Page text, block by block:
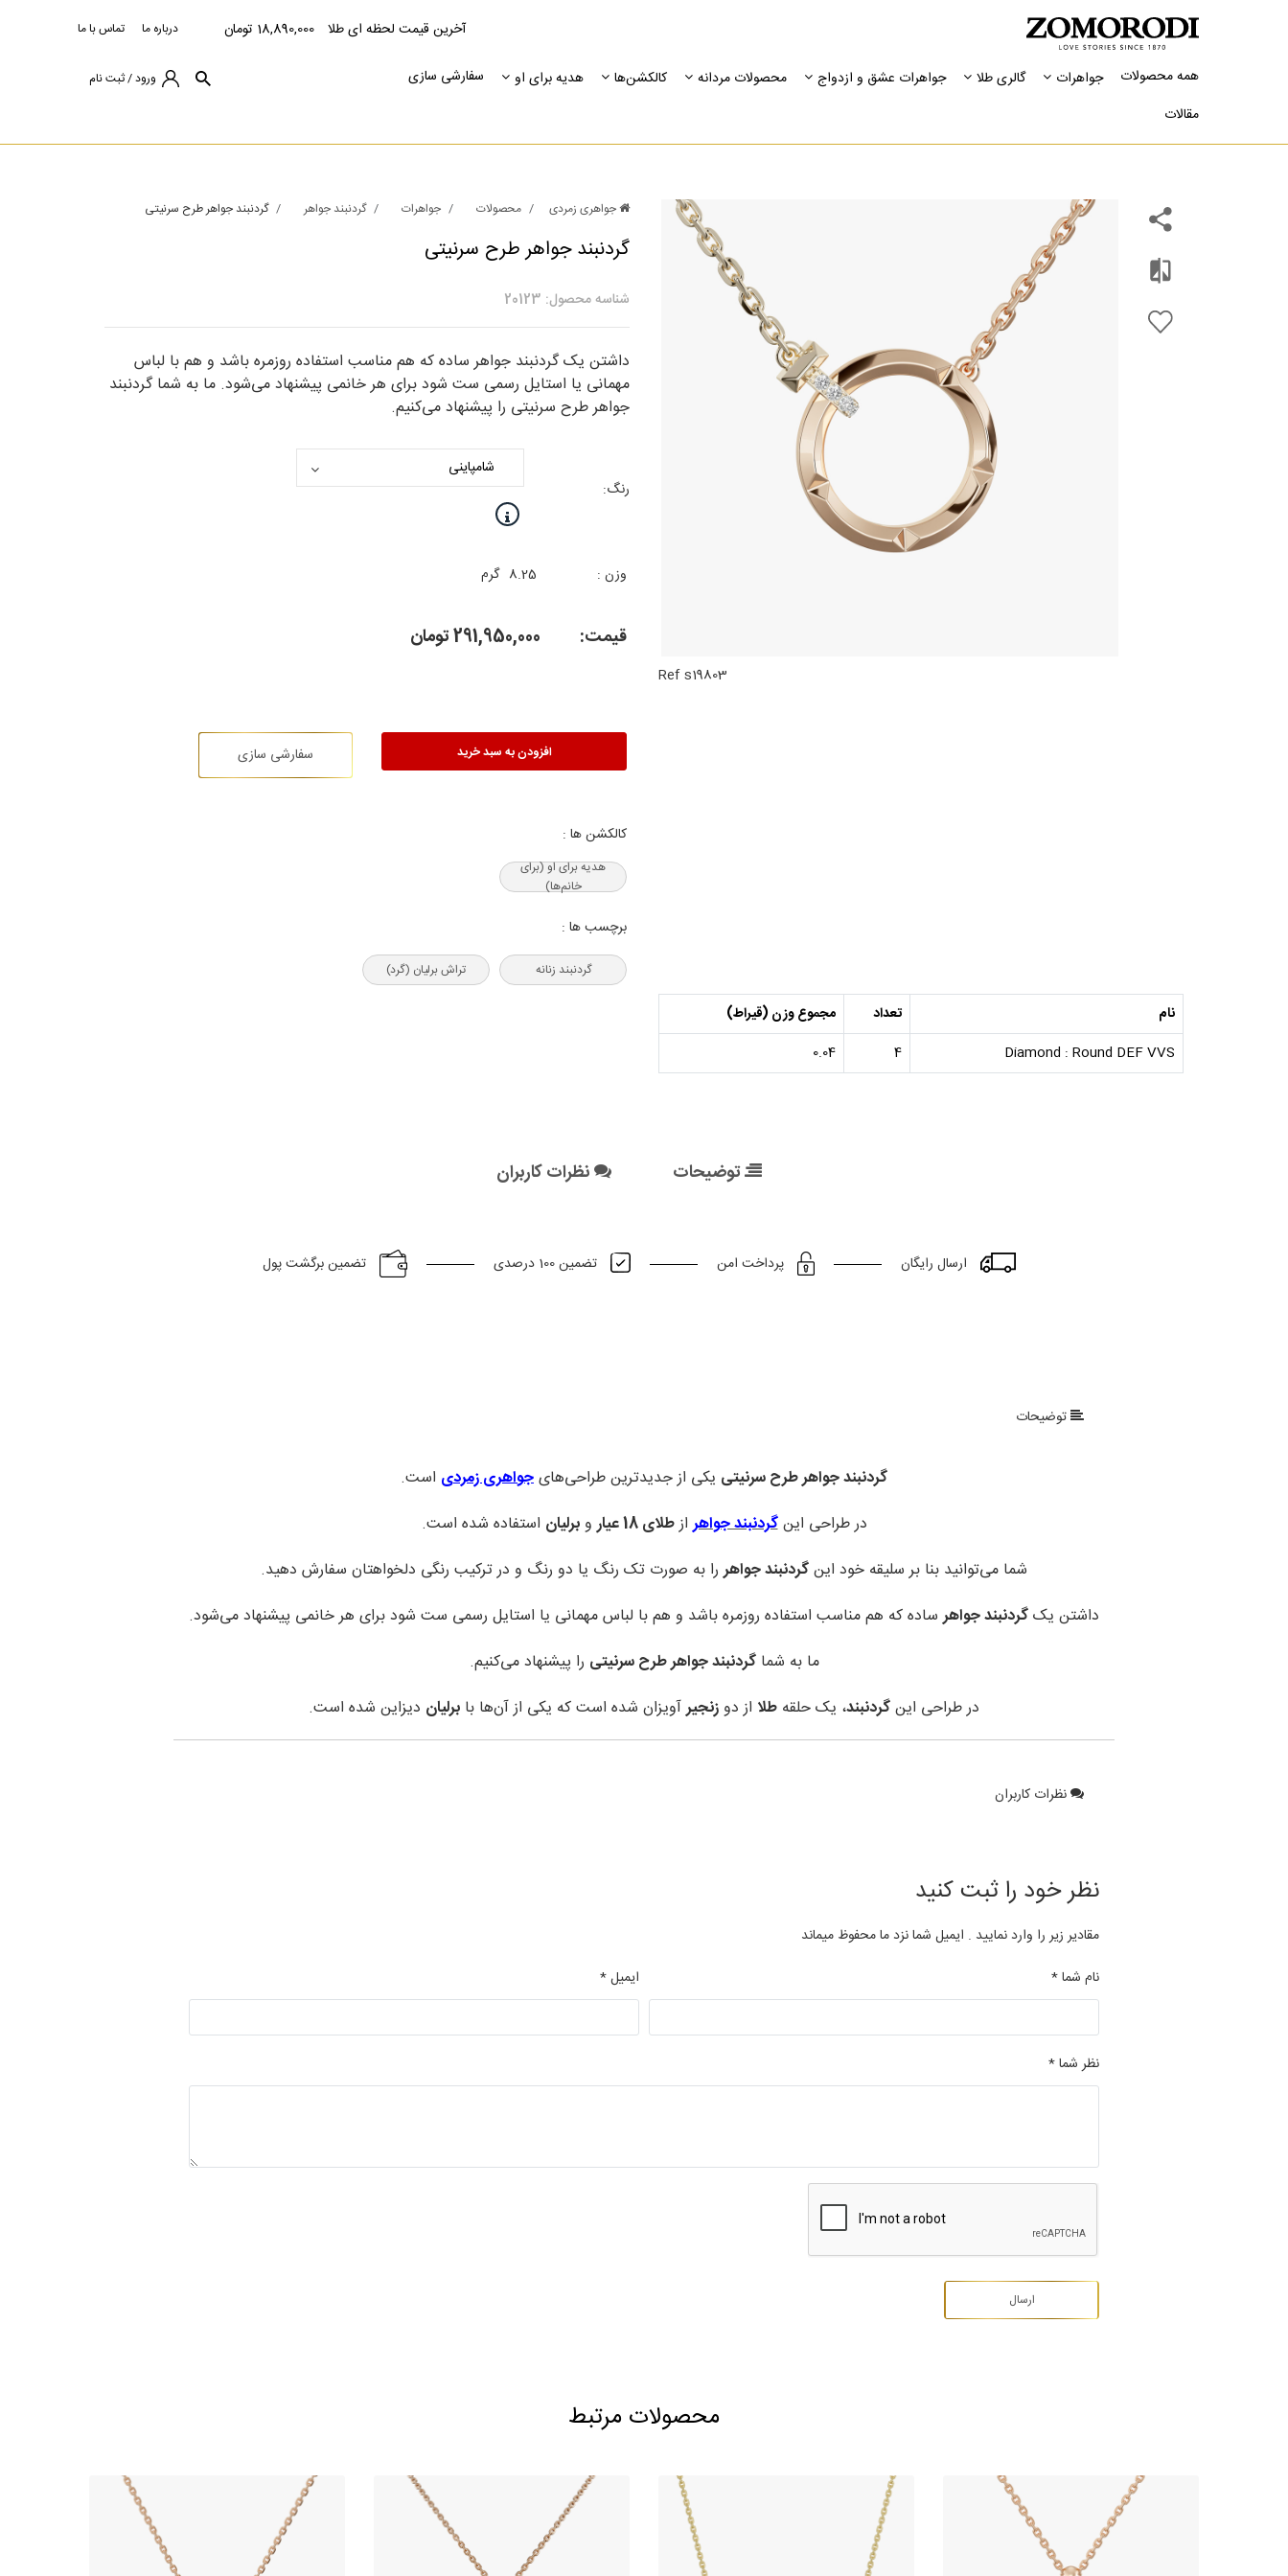
آخرین قیمت لحظه ای طلا 18,890,000 تومان درباره ما تماس با ما
همه محصولات جواهرات گالری طلا جواهرات عشق و ازدواج محصولات مردانه کالکشن‌ها هدیه برای او
سفارشی سازی
مقالات
ورود / ثبت نام
Ref s19803
جواهری زمردی محصولات جواهرات گردنبند جواهر گردنبند جواهر طرح سرنیتی
گردنبند جواهر طرح سرنیتی
شناسه محصول: 20123
داشتن یک گردنبند جواهر ساده که هم مناسب استفاده روزمره باشد و هم با لباس
مهمانی یا استایل رسمی ست شود برای هر خانمی پیشنهاد می‌شود. ما به شما گردنبند
جواهر طرح سرنیتی را پیشنهاد می‌کنیم.
رنگ:
وزن : 8.25 گرم
قیمت: 291,950,000تومان
افزودن به سبد خرید سفارشی سازی
کالکشن ها :
هدیه‌ برای او (برای
خانم‌ها)
برچسب ها :
گردنبند زنانه تراش برلیان (گرد)
نام تعداد
مجموع وزن (قیراط)
Diamond : Round DEF VVS
4
0.04
توضیحات نظرات کاربران
ارسال رایگان پرداخت امن تضمین 100 درصدی تضمین برگشت پول
توضیحات
گردنبند جواهر طرح سرنیتی یکی از جدیدترین طراحی‌هایجواهری زمردی است.
در طراحی اینگردنبند جواهرازطلای 18 عیار وبرلیان استفاده شده است.
شما می‌توانید بنا بر سلیقه خود اینگردنبند جواهررا به صورت تک رنگ یا دو رنگ و در ترکیب رنگی دلخواهتان سفارش دهید.
داشتن یکگردنبند جواهرساده که هم مناسب استفاده روزمره باشد و هم با لباس مهمانی یا استایل رسمی ست شود برای هر خانمی پیشنهاد می‌شود.
ما به شماگردنبند جواهر طرح سرنیتی را پیشنهاد می‌کنیم.
در طراحی اینگردنبند، یک حلقه طلا از دوزنجیرآویزان شده است که یکی از آن‌ها با برلیان دیزاین شده است.
نظرات کاربران
نظر خود را ثبت کنید
مقادیر زیر را وارد نمایید . ایمیل شما نزد ما محفوظ میماند
نام شما *
ایمیل *
نظر شما *
محصولات مرتبط